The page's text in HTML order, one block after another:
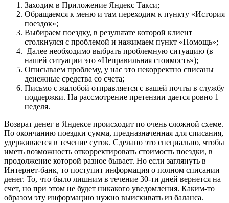
Заходим в Приложение Яндекс Такси;
Обращаемся к меню и там переходим к пункту «История
поездок»;
Выбираем поездку, в результате которой клиент
столкнулся с проблемой и нажимаем пункт «Помощь»;
Далее необходимо выбрать проблемную ситуацию (в
нашей ситуации это «Неправильная стоимость»);
Описываем проблему, у нас это некорректно списаны
денежные средства со счета;
Письмо с жалобой отправляется с вашей почты в службу
поддержки. На рассмотрение претензии дается ровно 1
неделя.
Возврат денег в Яндексе происходит по очень сложной схеме.
По окончанию поездки сумма, предназначенная для списания,
удерживается в течение суток. Сделано это специально, чтобы
иметь возможность откорректировать стоимость поездки, в
продолжение которой разное бывает. Но если заглянуть в
Интернет-банк, то поступит информация о полном списании
денег. То, что было лишним в течение 30-ти дней вернется на
счет, но при этом не будет никакого уведомления. Каким-то
образом эту информацию нужно выискивать из баланса.